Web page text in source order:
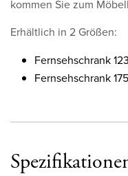
kommen Sie zum
Erhältlich in 2 Größen:
Fernsehschrank
Fernsehschrank